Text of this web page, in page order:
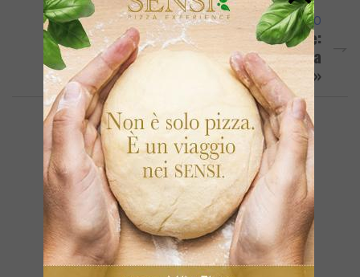
ARTICOLO SUCCESSIVO
Ondate Di Calore, La Protezione Civile:
«Attenzione Alle Fasce Fragili Della
Popolazione»